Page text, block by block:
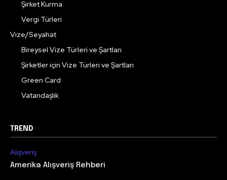
Şirket Kurma
Vergi Türleri
Vize/Seyahat
Bireysel Vize Türleri ve Şartları
Şirketler için Vize Türleri ve Şartları
Green Card
Vatandaşlık
TREND
Alışveriş
Amerika Alışveriş Rehberi